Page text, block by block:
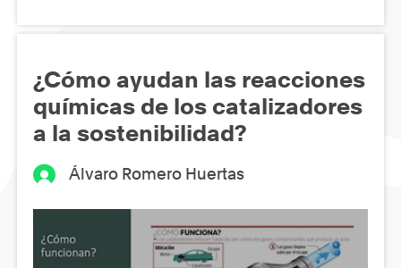
¿Cómo ayudan las reacciones
químicas de los catalizadores
a la sostenibilidad?
Álvaro Romero Huertas